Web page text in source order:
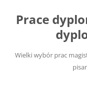
treści
Prace
Wielki wybór prac